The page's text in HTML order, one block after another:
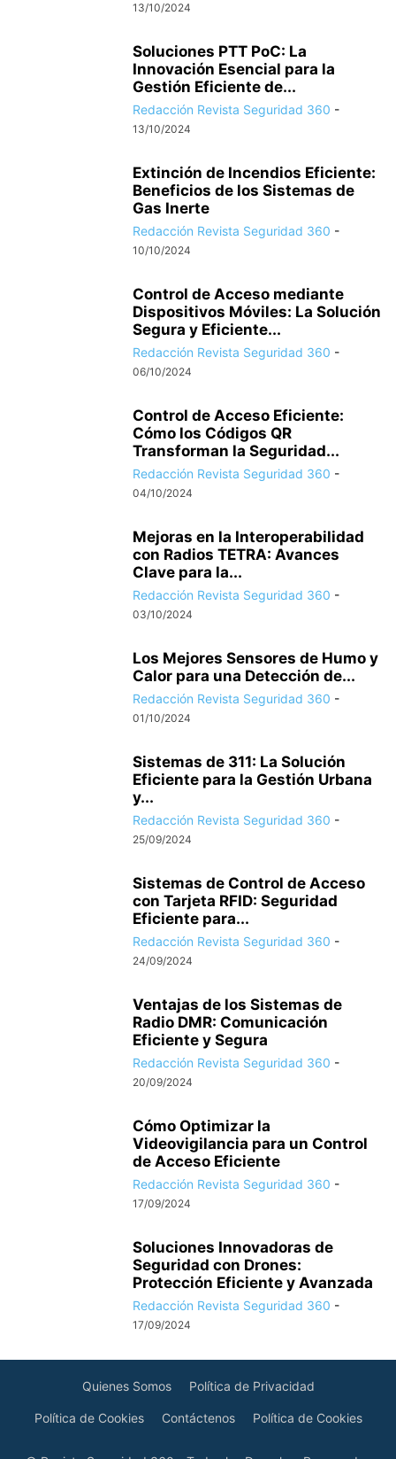
13/10/2024
Soluciones PTT PoC: La
Innovación Esencial para la
Gestión Eficiente de...
Redacción Revista Seguridad 360 -
13/10/2024
Extinción de Incendios Eficiente:
Beneficios de los Sistemas de
Gas Inerte
Redacción Revista Seguridad 360 -
10/10/2024
Control de Acceso mediante
Dispositivos Móviles: La Solución
Segura y Eficiente...
Redacción Revista Seguridad 360 -
06/10/2024
Control de Acceso Eficiente:
Cómo los Códigos QR
Transforman la Seguridad...
Redacción Revista Seguridad 360 -
04/10/2024
Mejoras en la Interoperabilidad
con Radios TETRA: Avances
Clave para la...
Redacción Revista Seguridad 360 -
03/10/2024
Los Mejores Sensores de Humo y
Calor para una Detección de...
Redacción Revista Seguridad 360 -
01/10/2024
Sistemas de 311: La Solución
Eficiente para la Gestión Urbana
y...
Redacción Revista Seguridad 360 -
25/09/2024
Sistemas de Control de Acceso
con Tarjeta RFID: Seguridad
Eficiente para...
Redacción Revista Seguridad 360 -
24/09/2024
Ventajas de los Sistemas de
Radio DMR: Comunicación
Eficiente y Segura
Redacción Revista Seguridad 360 -
20/09/2024
Cómo Optimizar la
Videovigilancia para un Control
de Acceso Eficiente
Redacción Revista Seguridad 360 -
17/09/2024
Soluciones Innovadoras de
Seguridad con Drones:
Protección Eficiente y Avanzada
Redacción Revista Seguridad 360 -
17/09/2024
Quienes Somos Política de Privacidad
Política de Cookies Contáctenos Política de Cookies